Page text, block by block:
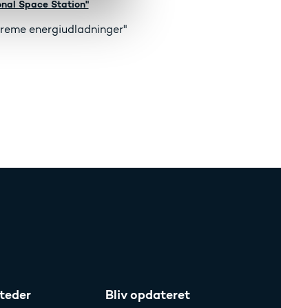
Space Station"
energiudladninger"
Bliv opdateret